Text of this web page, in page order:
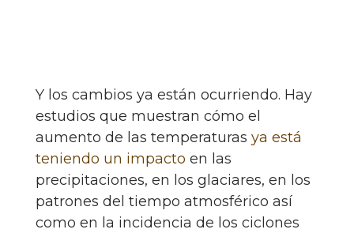
Y los cambios ya están ocurriendo. Hay
estudios que muestran cómo el
aumento de las temperaturas ya está
teniendo un impacto en las
precipitaciones, en los glaciares, en los
patrones del tiempo atmosférico así
como en la incidencia de los ciclones